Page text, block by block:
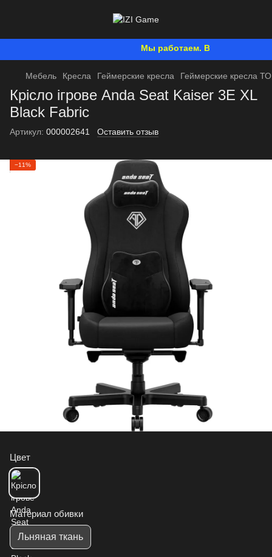
Мы работаем. Все будет
Мебель Кресла Геймерские кресла Геймерские кресла
Крісло ігрове Anda Seat Kaiser 3E XL
Black Fabric
Артикул: 000002641 Оставить отзыв
−11%
Цвет
Материал обивки
Льняная ткань